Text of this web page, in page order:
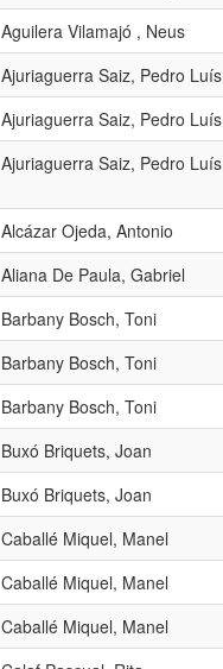
Aguilera Vilamajó , Neus
Ajuriaguerra Saiz, Pedro Luís
Ajuriaguerra Saiz, Pedro Luís
Ajuriaguerra Saiz, Pedro Luís
Alcázar Ojeda, Antonio
Aliana De Paula, Gabriel
Barbany Bosch, Toni
Barbany Bosch, Toni
Barbany Bosch, Toni
Buxó Briquets, Joan
Buxó Briquets, Joan
Caballé Miquel, Manel
Caballé Miquel, Manel
Caballé Miquel, Manel